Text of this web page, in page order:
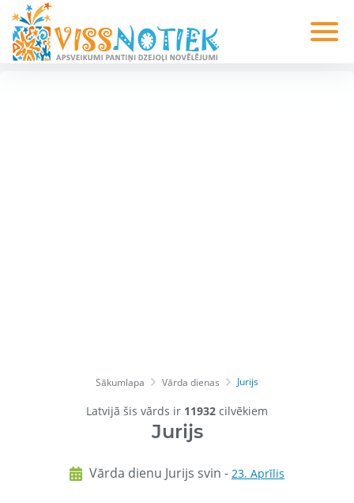
Sākumlapa Vārda dienas Jurijs
Latvijā šis vārds ir 11932 cilvēkiem
Jurijs
Vārda dienu Jurijs svin - 23. Aprīlis